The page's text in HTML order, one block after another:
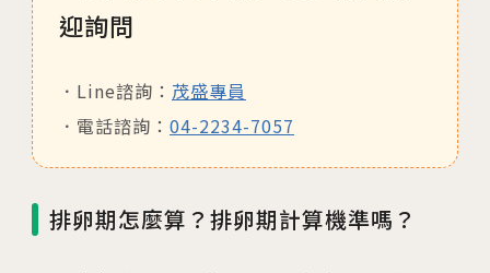
迎詢問
Line諮詢： 茂盛專員
電話諮詢： 04-2234-7057
排卵期怎麼算？排卵期計算機準嗎？